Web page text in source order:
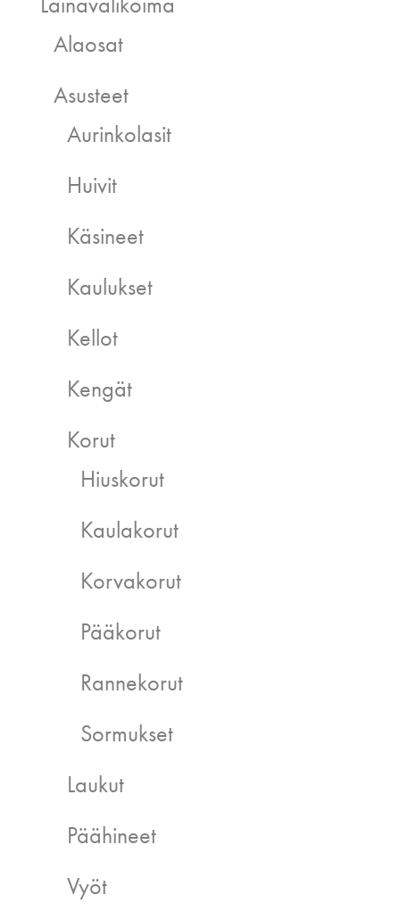
Alaosat
Asusteet
Aurinkolasit
Huivit
Käsineet
Kaulukset
Kellot
Kengät
Korut
Hiuskorut
Kaulakorut
Korvakorut
Pääkorut
Rannekorut
Sormukset
Laukut
Päähineet
Vyöt